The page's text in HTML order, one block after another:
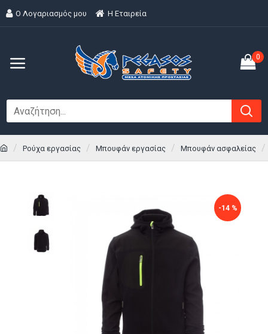
Ο Λογαριασμός μου H Εταιρεία
0
Ρούχα εργασίας Μπουφάν εργασίας Μπουφάν ασφαλείας
-14 %